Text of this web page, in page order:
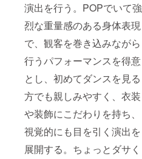
演出を行う。POPでいて強
烈な重量感のある身体表現
で、観客を巻き込みながら
行うパフォーマンスを得意
とし、初めてダンスを見る
方でも親しみやすく、衣装
や装飾にこだわりを持ち、
視覚的にも目を引く演出を
展開する。ちょっとダサく